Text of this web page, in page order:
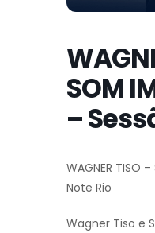
SOM
–
WAGNER TISO
Note Rio
Wagner Tiso e